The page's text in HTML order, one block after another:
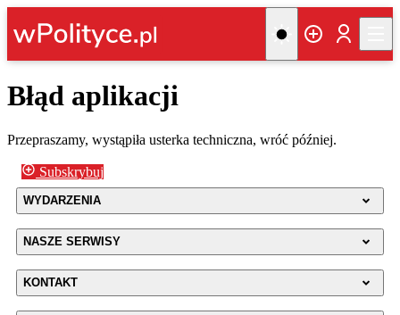
Błąd aplikacji
Przepraszamy, wystąpiła usterka techniczna, wróć później.
Subskrybuj
WYDARZENIA
NASZE SERWISY
KONTAKT